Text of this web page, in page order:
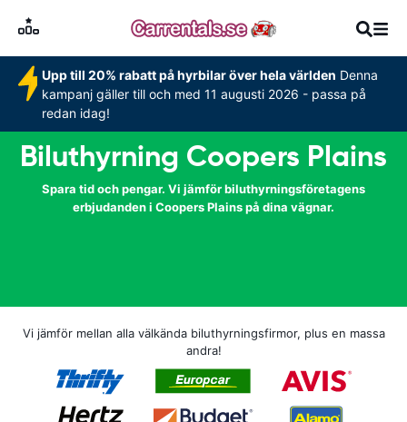
Upp till 20% rabatt på hyrbilar över hela världen Denna
kampanj gäller till och med 11 augusti 2026 - passa på
redan idag!
Biluthyrning Coopers Plains
Spara tid och pengar. Vi jämför biluthyrningsföretagens
erbjudanden i Coopers Plains på dina vägnar.
Vi jämför mellan alla välkända biluthyrningsfirmor, plus en massa
andra!